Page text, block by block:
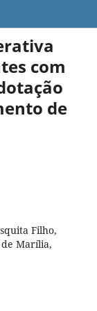
com
de
Filho,
de Marília,